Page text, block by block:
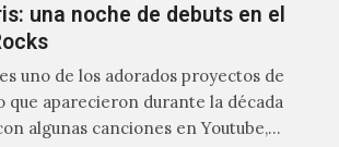
una noche de debuts en el
uno de los adorados proyectos de
que aparecieron durante la década
algunas canciones en Youtube,